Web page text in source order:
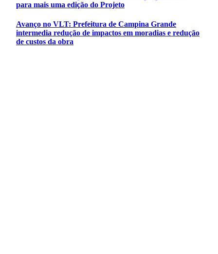
para mais uma edição do Projeto
Avanço no VLT: Prefeitura de Campina Grande
intermedia redução de impactos em moradias e redução
de custos da obra